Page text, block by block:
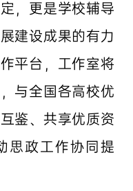
，更是学校辅导
建设成果的有力
平台，工作室将
与全国各高校优
鉴、共享优质资
思政工作协同提